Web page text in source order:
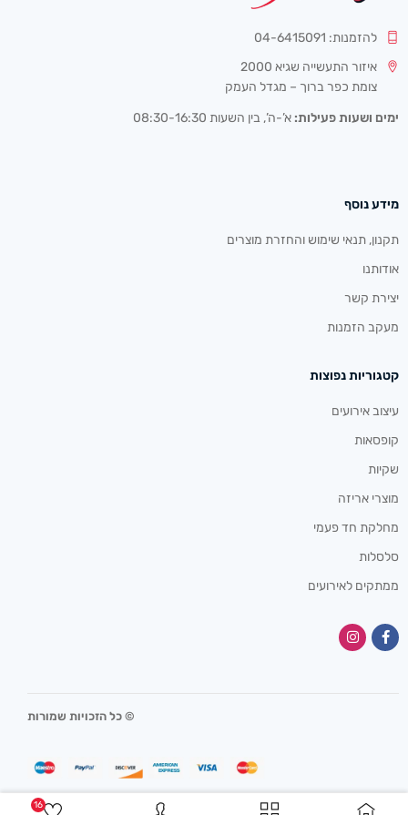
16
להזמנות: 04-6415091
איזור התעשייה שגיא 2000
צומת כפר ברוך – מגדל העמק
ימים ושעות פעילות: א’-ה’, בין השעות 08:30-16:30
מידע נוסף
תקנון, תנאי שימוש והחזרת מוצרים
אודותנו
יצירת קשר
מעקב הזמנות
קטגוריות נפוצות
עיצוב אירועים
קופסאות
שקיות
מוצרי אריזה
מחלקת חד פעמי
סלסלות
ממתקים לאירועים
© כל הזכויות שמורות